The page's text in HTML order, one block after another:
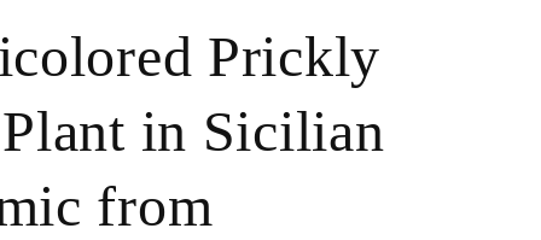
u
a
g
e
Prickly
in Sicilian
from